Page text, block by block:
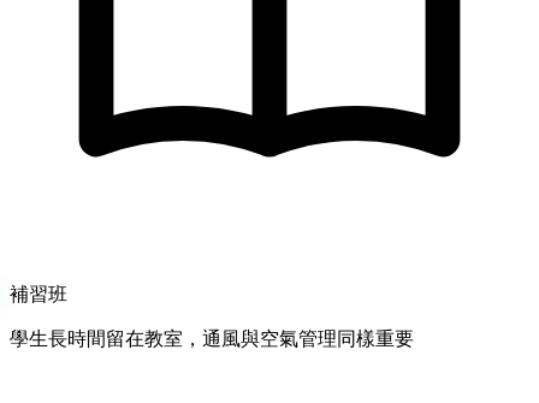
補習班
學生長時間留在教室，通風與空氣管理同樣重要